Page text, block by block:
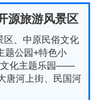
源旅游风景区
区、中原民俗文化
题公园+特色小
文化主题乐园——
唐河上街、民国河